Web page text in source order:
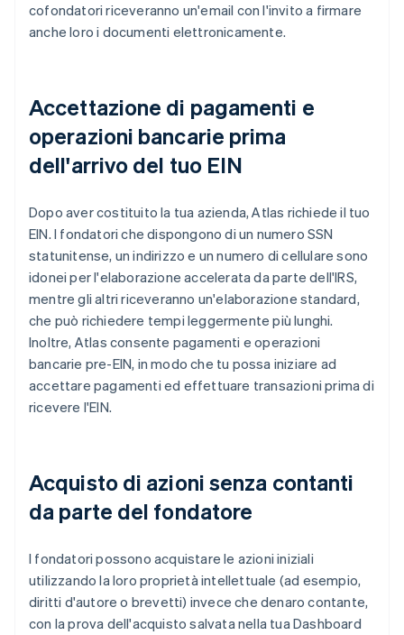
cofondatori riceveranno un'email con l'invito a firmare
anche loro i documenti elettronicamente.
Accettazione di pagamenti e
operazioni bancarie prima
dell'arrivo del tuo EIN
Dopo aver costituito la tua azienda, Atlas richiede il tuo
EIN. I fondatori che dispongono di un numero SSN
statunitense, un indirizzo e un numero di cellulare sono
idonei per l'elaborazione accelerata da parte dell'IRS,
mentre gli altri riceveranno un'elaborazione standard,
che può richiedere tempi leggermente più lunghi.
Inoltre, Atlas consente pagamenti e operazioni
bancarie pre-EIN, in modo che tu possa iniziare ad
accettare pagamenti ed effettuare transazioni prima di
ricevere l'EIN.
Acquisto di azioni senza contanti
da parte del fondatore
I fondatori possono acquistare le azioni iniziali
utilizzando la loro proprietà intellettuale (ad esempio,
diritti d'autore o brevetti) invece che denaro contante,
con la prova dell'acquisto salvata nella tua Dashboard